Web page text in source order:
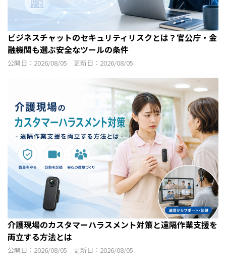
ビジネスチャットのセキュリティリスクとは？官公庁・金
融機関も選ぶ安全なツールの条件
公開日：2026/08/05 更新日：2026/08/05
介護現場のカスタマーハラスメント対策と遠隔作業支援を
両立する方法とは
公開日：2026/08/05 更新日：2026/08/05